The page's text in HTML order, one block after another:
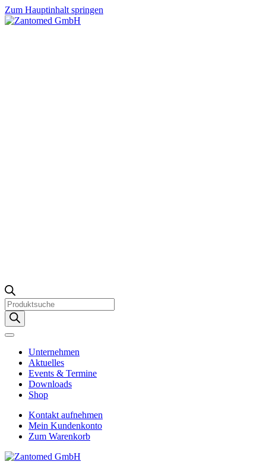
Zum Hauptinhalt springen
Products
search
Unternehmen
Aktuelles
Events & Termine
Downloads
Shop
Kontakt aufnehmen
Mein Kundenkonto
Zum Warenkorb